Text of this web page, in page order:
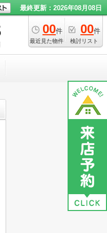
最終更新：2026年08月08日
00件
最近見た物件
00件
検討リスト